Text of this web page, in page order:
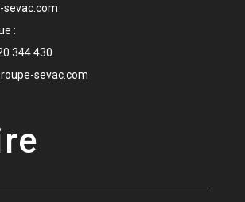
:
344 430
sevac.com